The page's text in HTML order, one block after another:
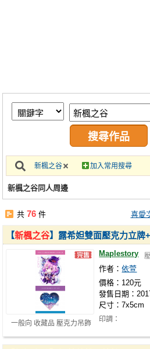
繪圖藝廊
交流中心
攤位轉讓區
會員功能選單
註冊會員
新楓之谷 加入常用搜尋
新楓之谷同人周邊
共76 件 喜愛
一般向 收藏品 壓克力吊飾
【新楓之谷】露希妲雙面壓克力立牌
Maplestory
作者：依萱
價格：120元
發售日期：
尺寸：7x5cm
印調：